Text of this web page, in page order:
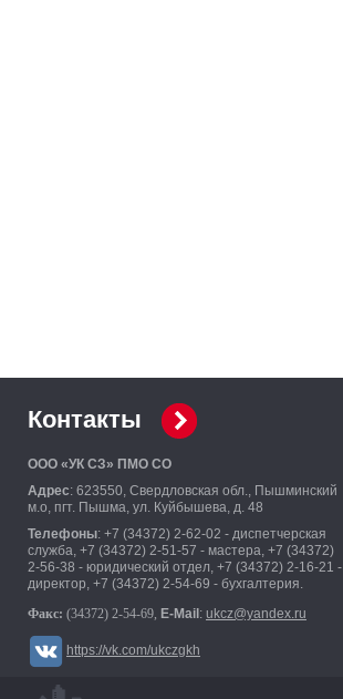
Контакты
ООО «УК СЗ» ПМО СО
Адрес: 623550, Свердловская обл., Пышминский
м.о, пгт. Пышма, ул. Куйбышева, д. 48
Телефоны: +7 (34372) 2-62-02 - диспетчерская
служба, +7 (34372) 2-51-57 - мастера, +7 (34372)
2-56-38 - юридический отдел, +7 (34372) 2-16-21 -
директор, +7 (34372) 2-54-69 - бухгалтерия.
Факс: (34372) 2-54-69, E-Mail : ukcz@yandex.ru
https://vk.com/ukczgkh